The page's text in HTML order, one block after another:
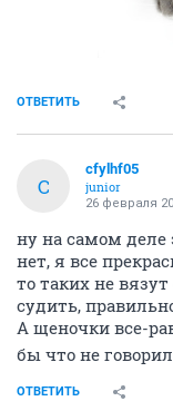
ОТВЕТИТЬ
C
cfylhf05
junior
26 февраля
ну на самом
нет, я все
то таких не
судить,
А щеночки все-
бы что не говорил
ОТВЕТИТЬ